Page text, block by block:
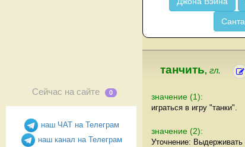
Сейчас на сайте 0
наш ЧАТ на Телеграм
наш канал на Телеграм
танчить, гл.
значение (1):
играться в игру "танки".
значение (2):
Уточнение: